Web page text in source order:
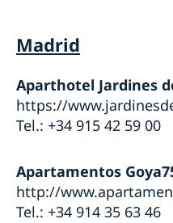
Madrid
Aparthotel Jardines
https://
Tel.: +34 915 42 59 00
Apartamentos
http://
Tel.: +34 914 35 63 46